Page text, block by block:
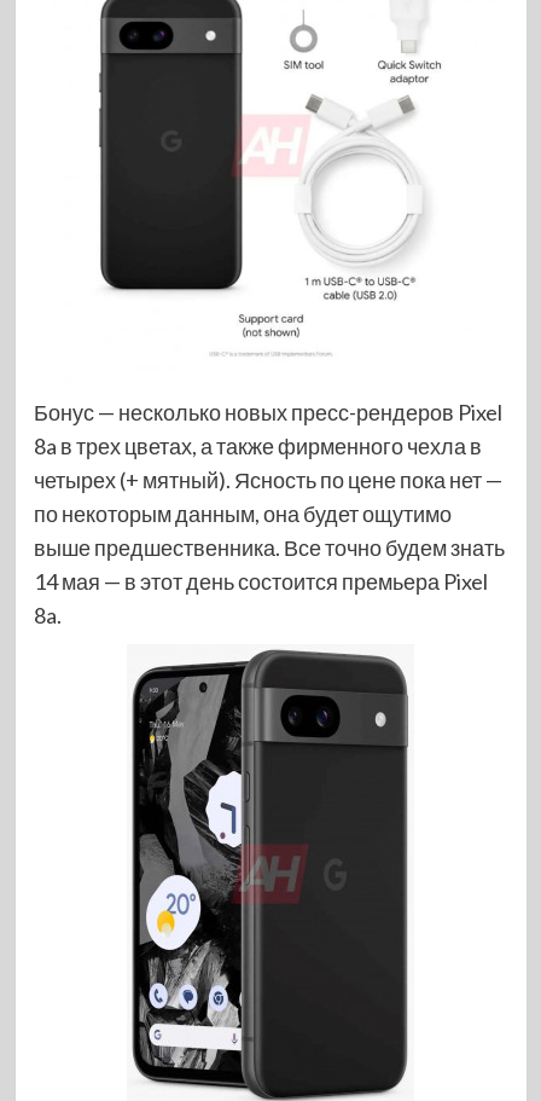
Бонус — несколько новых пресс-рендеров Pixel
8a в трех цветах, а также фирменного чехла в
четырех (+ мятный). Ясность по цене пока нет —
по некоторым данным, она будет ощутимо
выше предшественника. Все точно будем знать
14 мая — в этот день состоится премьера Pixel
8a.